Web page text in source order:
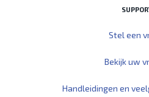
Stel een
Bekijk uw
Handleidingen en